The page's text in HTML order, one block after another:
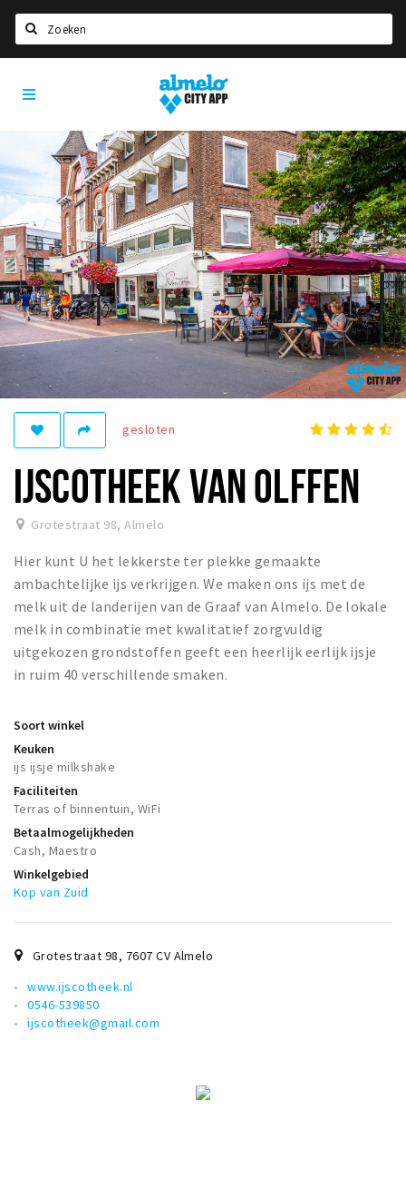
Home
Agenda
Deals
Nieuws
Vacatures
Eten
Drinken
Slapen
Recreatief
Winkels
Winkelgebieden
Bezienswaardigheden
Musea, theaters & podia
Uitjes & activiteiten
Toeristische routes
Natuurgebieden
Inloggen
Almelo
City
gesloten
IJSCOTHEEK VAN OLFFEN
Grotestraat 98,Almelo
Hier kunt U het lekkerste ter plekke gemaakte
ambachtelijke ijs verkrijgen. We maken ons ijs met de
melk uit de landerijen van de Graaf van Almelo. De lokale
melk in combinatie met kwalitatief zorgvuldig
uitgekozen grondstoffen geeft een heerlijk eerlijk ijsje
in ruim 40 verschillende smaken.
Soort winkel
Keuken
ijs ijsje milkshake
Faciliteiten
Terras of binnentuin, WiFi
Betaalmogelijkheden
Cash, Maestro
Winkelgebied
Kop van Zuid
Grotestraat 98, 7607 CV Almelo
www.ijscotheek.nl
0546-539850
ijscotheek@gmail.com